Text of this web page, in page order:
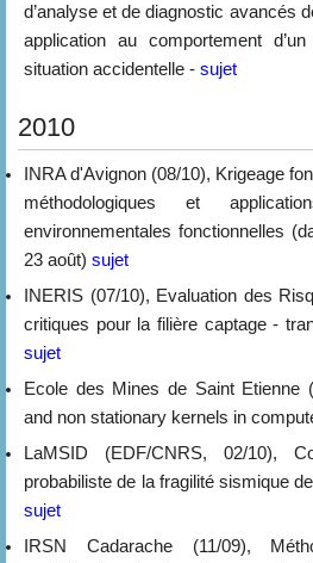
d’analyse et de diagnostic avancés
application au comportement
situation accidentelle - sujet
2010
INRA d'Avignon (08/10), Krigeage
méthodologiques et
environnementales fonctionnelles
23 août) sujet
INERIS (07/10), Evaluation des
critiques pour la filière captage -
sujet
Ecole des Mines de Saint Etienne
and non stationary kernels in
LaMSID (EDF/CNRS, 02/10),
probabiliste de la fragilité sismique
sujet
IRSN Cadarache (11/09),